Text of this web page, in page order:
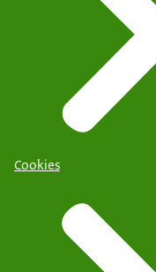
Cookies